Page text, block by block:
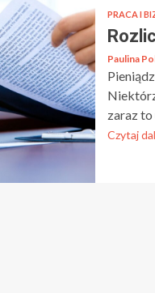
PRACA I
Paulina
zaraz to
Czytaj